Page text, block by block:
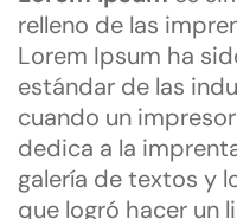
relleno de las
Lorem Ipsum ha
estándar de las
cuando un
dedica a la
galería de textos y
que logró hacer un